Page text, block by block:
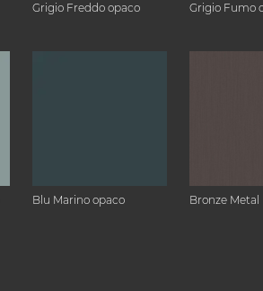
Grigio Freddo opaco Grigio Fumo
Blu Marino opaco Bronze Metal